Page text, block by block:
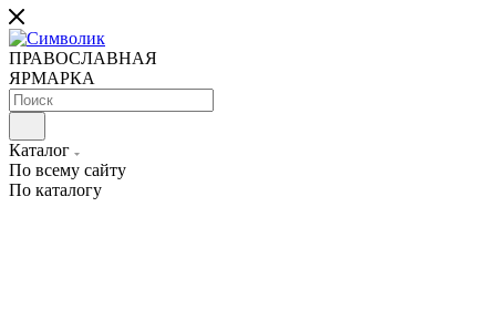
ПРАВОСЛАВНАЯ
ЯРМАРКА
Каталог
По всему сайту
По каталогу